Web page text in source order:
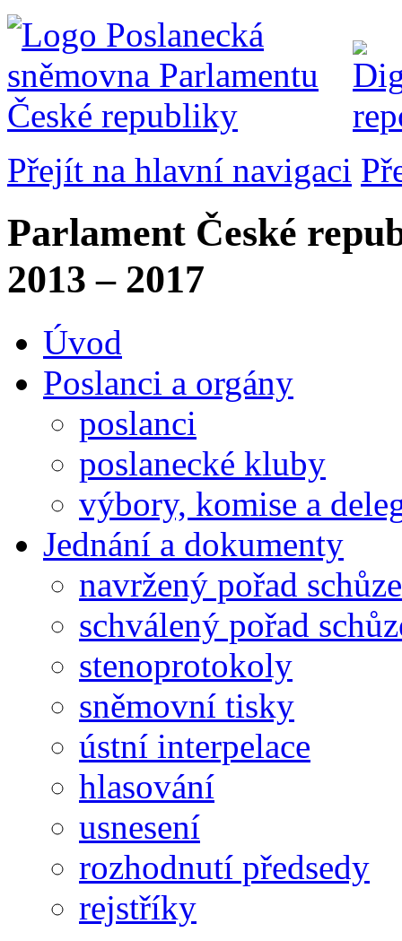
Přejít na hlavní navigaci
Parlament České
2013 – 2017
Úvod
Poslanci a orgány
poslanci
poslanecké kluby
výbory, komise a
Jednání a dokumenty
navržený pořad schůze
schválený pořad
stenoprotokoly
sněmovní tisky
ústní interpelace
hlasování
usnesení
rozhodnutí předsedy
rejstříky